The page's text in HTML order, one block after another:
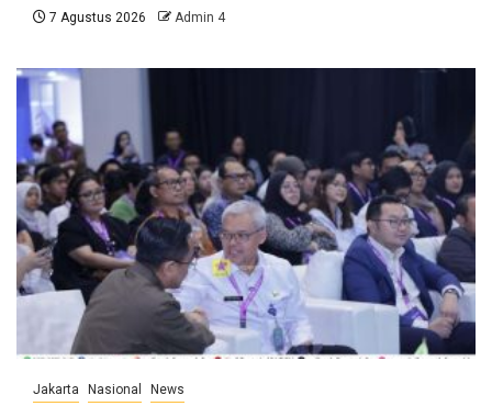
7 Agustus 2026 Admin 4
Jakarta Nasional News